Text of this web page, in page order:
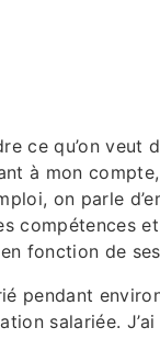
ce qu’on veut
à mon
on parle
compétences
fonction de
pendant
salariée.